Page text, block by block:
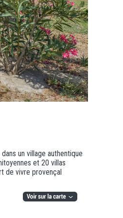
un village authentique
et 20 villas
de vivre provençal